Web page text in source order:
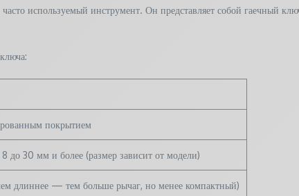
используемый инструмент. Он представляет собой гаечный
покрытием
8 до 30 мм и более (размер зависит от модели)
длиннее — тем больше рычаг, но менее компактный)